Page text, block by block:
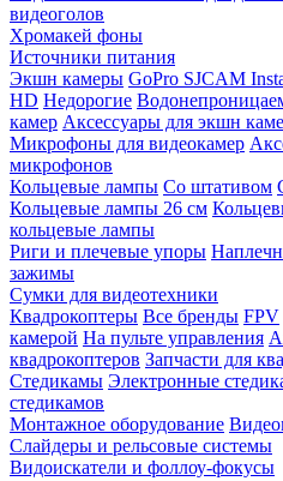
видеоголов
Хромакей фоны
Источники питания
Экшн камеры GoPro SJCAM
HD Недорогие
камер Аксессуары для экшн
Микрофоны для видеокамер
микрофонов
Кольцевые лампы Со штативом
Кольцевые лампы 26 см
кольцевые лампы
Риги и плечевые упоры
зажимы
Сумки для видеотехники
Квадрокоптеры Все бренды FPV
камерой На пульте управления
квадрокоптеров Запчасти для
Стедикамы Электронные
стедикамов
Монтажное оборудование
Слайдеры и рельсовые системы
Видоискатели и фоллоу-фокусы